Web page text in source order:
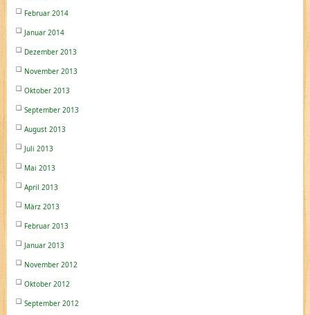
Februar 2014
Januar 2014
Dezember 2013
November 2013
Oktober 2013
September 2013
August 2013
Juli 2013
Mai 2013
April 2013
März 2013
Februar 2013
Januar 2013
November 2012
Oktober 2012
September 2012